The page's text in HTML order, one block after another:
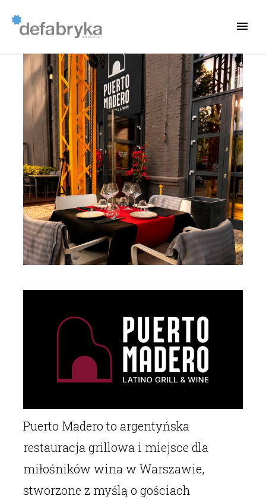
Puerto Madero to argentyńska
restauracja grillowa i miejsce dla
miłośników wina w Warszawie,
stworzone z myślą o gościach